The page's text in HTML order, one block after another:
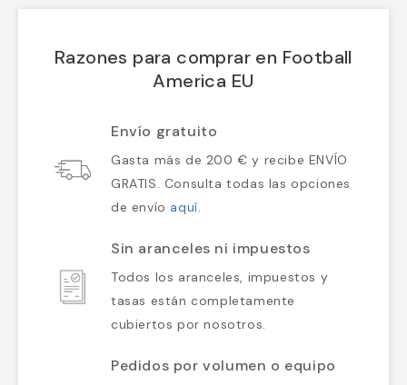
Razones para comprar en Football
America EU
Envío gratuito
Gasta más de 200 € y recibe ENVÍO
GRATIS. Consulta todas las opciones
de envío aquí.
Sin aranceles ni impuestos
Todos los aranceles, impuestos y
tasas están completamente
cubiertos por nosotros.
Pedidos por volumen o equipo